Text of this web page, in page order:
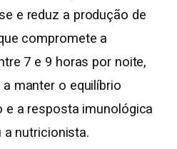
e reduz a produção de
compromete a
7 e 9 horas por noite,
manter o equilíbrio
a resposta imunológica
a nutricionista.